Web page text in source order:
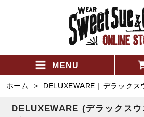
MENU
ホーム > DELUXEWARE｜デラックス
DELUXEWARE (デラックス